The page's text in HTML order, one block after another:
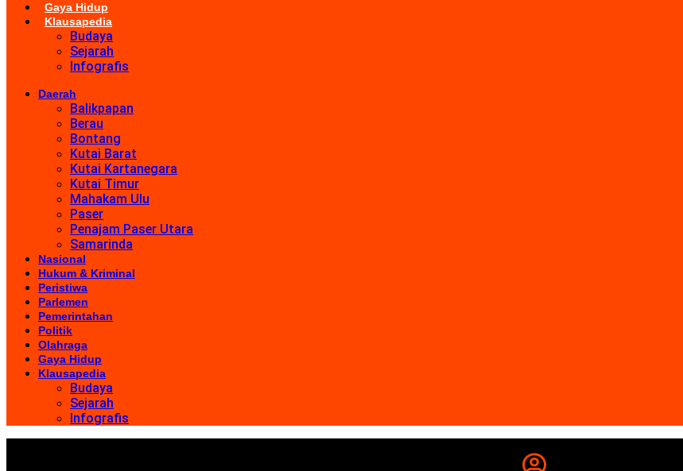
Gaya Hidup
Klausapedia
Budaya
Sejarah
Infografis
Daerah
Balikpapan
Berau
Bontang
Kutai Barat
Kutai Kartanegara
Kutai Timur
Mahakam Ulu
Paser
Penajam Paser Utara
Samarinda
Nasional
Hukum & Kriminal
Peristiwa
Parlemen
Pemerintahan
Politik
Olahraga
Gaya Hidup
Klausapedia
Budaya
Sejarah
Infografis